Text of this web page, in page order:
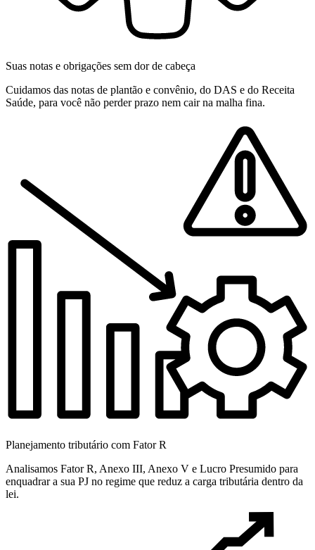
Suas notas e obrigações sem dor de cabeça
Cuidamos das notas de plantão e convênio, do DAS e do Receita
Saúde, para você não perder prazo nem cair na malha fina.
Planejamento tributário com Fator R
Analisamos Fator R, Anexo III, Anexo V e Lucro Presumido para
enquadrar a sua PJ no regime que reduz a carga tributária dentro da
lei.